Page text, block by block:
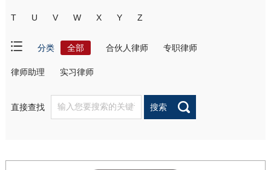
T U V W X Y Z
分类 全部 合伙人律师 专职律师
律师助理 实习律师
直接查找 搜索